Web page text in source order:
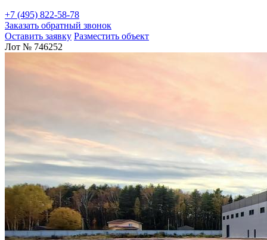
+7 (495) 822-58-78
Заказать обратный звонок
Оставить заявку Разместить объект
Лот № 746252